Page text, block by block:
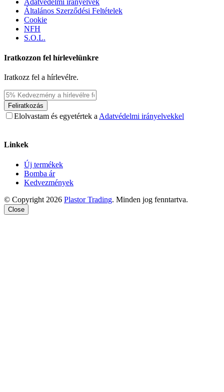
Adatvédelmi irányelvek
Általános Szerződési Feltételek
Cookie
NFH
S.O.L.
Iratkozzon fel hírlevelünkre
Iratkozz fel a hírlevélre.
Feliratkozás
Elolvastam és egyetértek a Adatvédelmi irányelvekkel
Linkek
Új termékek
Bomba ár
Kedvezmények
© Copyright 2026 Plastor Trading. Minden jog fenntartva.
Close